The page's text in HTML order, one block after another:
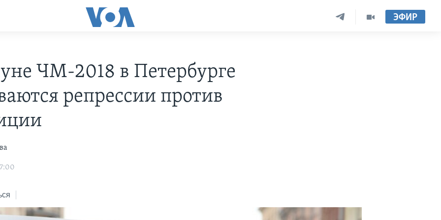
ЭФИР
ЧМ-2018 в Петербурге
репрессии против